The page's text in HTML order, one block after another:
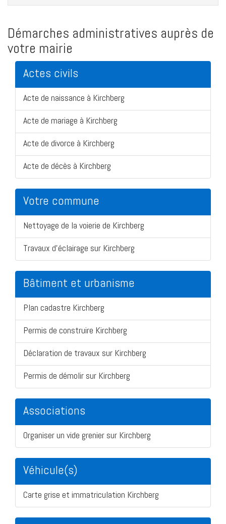
Démarches administratives auprès de
votre mairie
Actes civils
Acte de naissance à Kirchberg
Acte de mariage à Kirchberg
Acte de divorce à Kirchberg
Acte de décès à Kirchberg
Votre commune
Nettoyage de la voierie de Kirchberg
Travaux d'éclairage sur Kirchberg
Bâtiment et urbanisme
Plan cadastre Kirchberg
Permis de construire Kirchberg
Déclaration de travaux sur Kirchberg
Permis de démolir sur Kirchberg
Associations
Organiser un vide grenier sur Kirchberg
Véhicule(s)
Carte grise et immatriculation Kirchberg